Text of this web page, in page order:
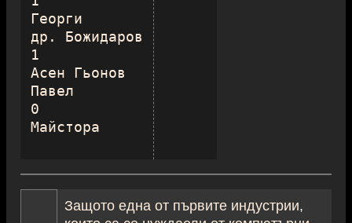
Георги
др. Божидаров
1
Асен Гьонов
Павел
0
Защото една от първите индустрии,